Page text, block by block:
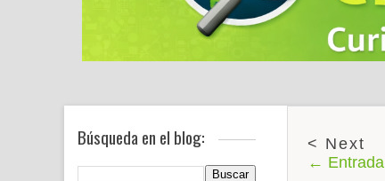
Búsqueda en el blog:
←